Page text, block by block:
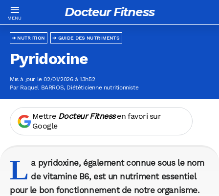
Docteur Fitness
GUIDE DES NUTRIMENTS
NUTRITION
Pyridoxine
Mis à jour le 02/01/2026 à 13h52
Par Raquel BARROS, Diététicienne nutritionniste
Mettre Docteur Fitnessen favori sur
Google
L a pyridoxine, également connue sous le nom
de vitamine B6, est un nutriment essentiel
pour le bon fonctionnement de notre organisme.